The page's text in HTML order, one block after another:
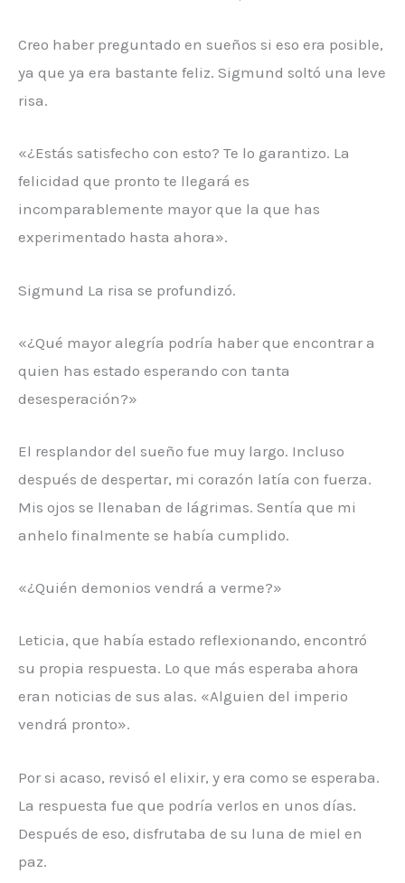
Creo haber preguntado en sueños si eso era posible,
ya que ya era bastante feliz. Sigmund soltó una leve
risa.
«¿Estás satisfecho con esto? Te lo garantizo. La
felicidad que pronto te llegará es
incomparablemente mayor que la que has
experimentado hasta ahora».
Sigmund La risa se profundizó.
«¿Qué mayor alegría podría haber que encontrar a
quien has estado esperando con tanta
desesperación?»
El resplandor del sueño fue muy largo. Incluso
después de despertar, mi corazón latía con fuerza.
Mis ojos se llenaban de lágrimas. Sentía que mi
anhelo finalmente se había cumplido.
«¿Quién demonios vendrá a verme?»
Leticia, que había estado reflexionando, encontró
su propia respuesta. Lo que más esperaba ahora
eran noticias de sus alas. «Alguien del imperio
vendrá pronto».
Por si acaso, revisó el elixir, y era como se esperaba.
La respuesta fue que podría verlos en unos días.
Después de eso, disfrutaba de su luna de miel en
paz.